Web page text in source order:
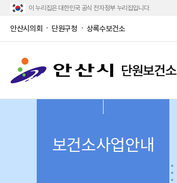
이 누리집은 대한민국 공식 전자정부 누리집입니다.
안산시의회 단원구청 상록수보건소
단원보건소
보건소사업안내